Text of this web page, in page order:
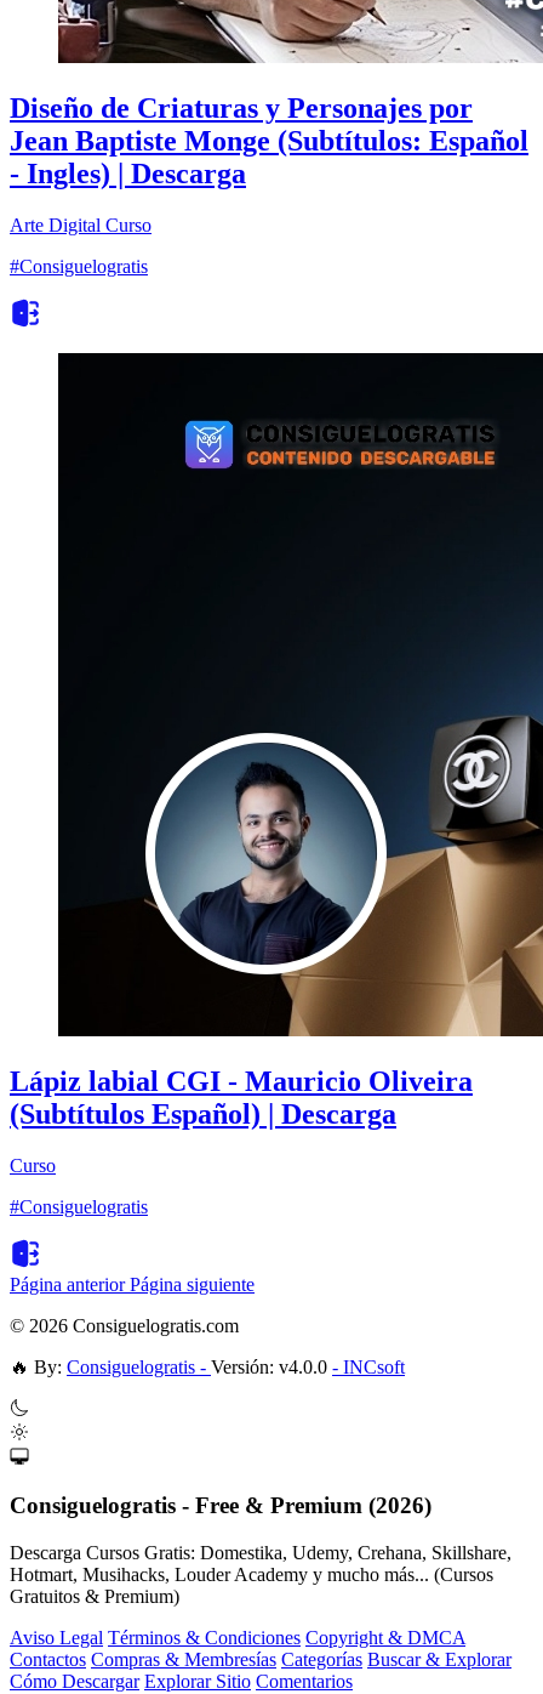
Diseño de Criaturas y Personajes por
Jean Baptiste Monge (Subtítulos: Español
- Ingles) | Descarga
Arte Digital Curso
#Consiguelogratis
Lápiz labial CGI - Mauricio Oliveira
(Subtítulos Español) | Descarga
Curso
#Consiguelogratis
Página anteriorPágina siguiente
© 2026 Consiguelogratis.com
🔥 By: Consiguelogratis - Versión: v4.0.0 - INCsoft
Consiguelogratis - Free & Premium (2026)
Descarga Cursos Gratis: Domestika, Udemy, Crehana, Skillshare,
Hotmart, Musihacks, Louder Academy y mucho más... (Cursos
Gratuitos & Premium)
Aviso Legal Términos & Condiciones Copyright & DMCA
Contactos Compras & Membresías Categorías Buscar & Explorar
Cómo Descargar Explorar Sitio Comentarios